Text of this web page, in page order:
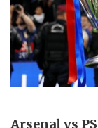
Arsenal vs